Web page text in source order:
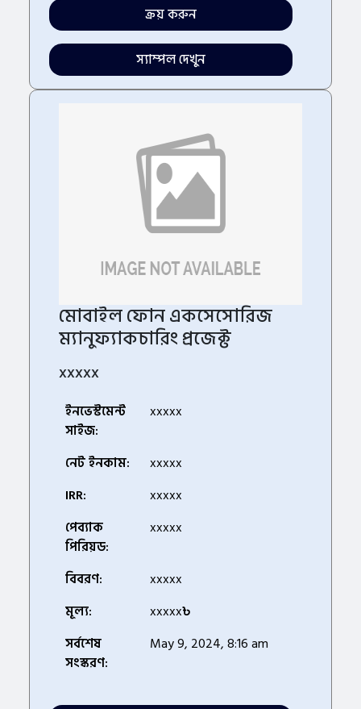
ক্রয় করুন
স্যাম্পল দেখুন
মোবাইল ফোন একসেসোরিজ
ম্যানুফ্যাকচারিং প্রজেক্ট
xxxxx
ইনভেস্টমেন্ট
সাইজ:
xxxxx
নেট ইনকাম:
xxxxx
IRR:
xxxxx
পেব্যাক
পিরিয়ড:
xxxxx
বিবরণ:
xxxxx
মূল্য:
xxxxx৳
সর্বশেষ
সংস্করণ:
May 9, 2024, 8:16 am